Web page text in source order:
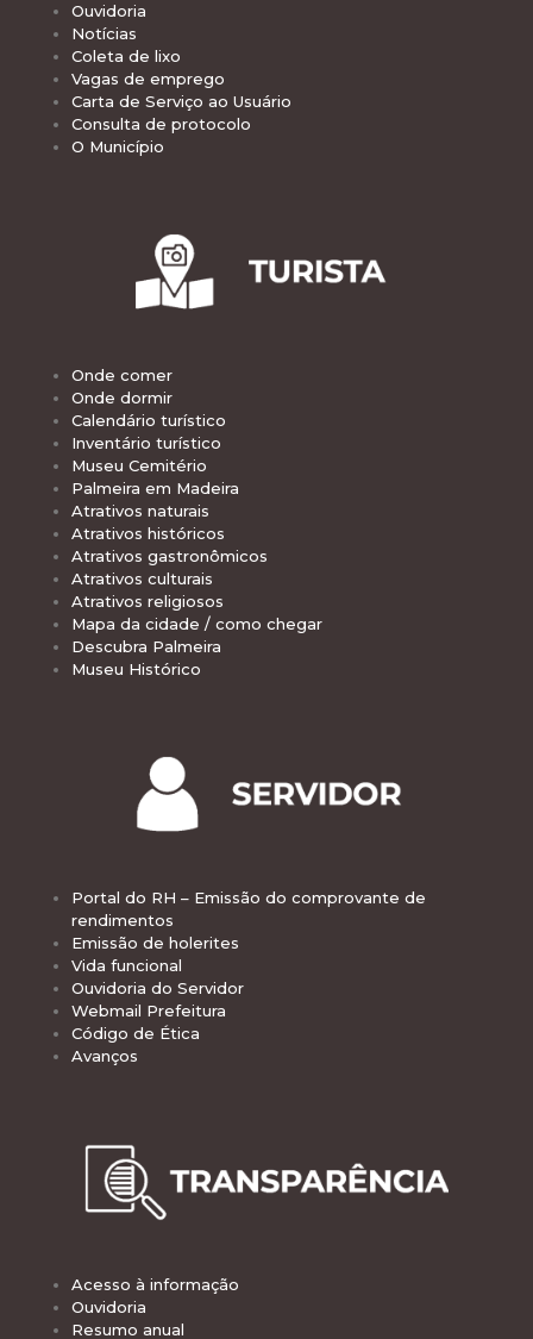
Ouvidoria
Notícias
Coleta de lixo
Vagas de emprego
Carta de Serviço ao Usuário
Consulta de protocolo
O Município
Onde comer
Onde dormir
Calendário turístico
Inventário turístico
Museu Cemitério
Palmeira em Madeira
Atrativos naturais
Atrativos históricos
Atrativos gastronômicos
Atrativos culturais
Atrativos religiosos
Mapa da cidade / como chegar
Descubra Palmeira
Museu Histórico
Portal do RH – Emissão do comprovante de
rendimentos
Emissão de holerites
Vida funcional
Ouvidoria do Servidor
Webmail Prefeitura
Código de Ética
Avanços
Acesso à informação
Ouvidoria
Resumo anual